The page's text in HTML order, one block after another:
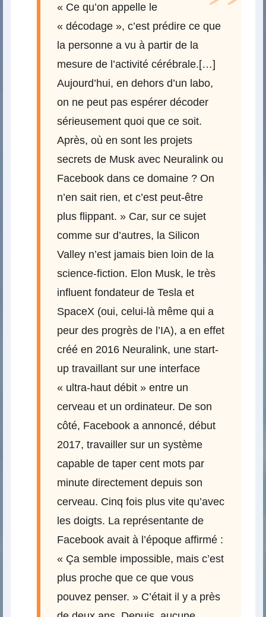
« Ce qu’on appelle le
« décodage », c’est prédire ce que
la personne a vu à partir de la
mesure de l’activité cérébrale.[…]
Aujourd’hui, en dehors d’un labo,
on ne peut pas espérer décoder
sérieusement quoi que ce soit.
Après, où en sont les projets
secrets de Musk avec Neuralink ou
Facebook dans ce domaine ? On
n’en sait rien, et c’est peut-être
plus flippant. » Car, sur ce sujet
comme sur d’autres, la Silicon
Valley n’est jamais bien loin de la
science-fiction. Elon Musk, le très
influent fondateur de Tesla et
SpaceX (oui, celui-là même qui a
peur des progrès de l’IA), a en effet
créé en 2016 Neuralink, une start-
up travaillant sur une interface
« ultra-haut débit » entre un
cerveau et un ordinateur. De son
côté, Facebook a annoncé, début
2017, travailler sur un système
capable de taper cent mots par
minute directement depuis son
cerveau. Cinq fois plus vite qu’avec
les doigts. La représentante de
Facebook avait à l’époque affirmé :
« Ça semble impossible, mais c’est
plus proche que ce que vous
pouvez penser. » C’était il y a près